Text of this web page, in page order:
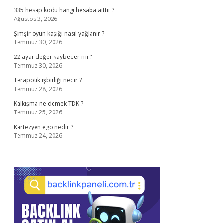
335 hesap kodu hangi hesaba aittir ?
Ağustos 3, 2026
Şimşir oyun kaşığı nasıl yağlanır ?
Temmuz 30, 2026
22 ayar değer kaybeder mi ?
Temmuz 30, 2026
Terapötik işbirliği nedir ?
Temmuz 28, 2026
Kalkışma ne demek TDK ?
Temmuz 25, 2026
Kartezyen ego nedir ?
Temmuz 24, 2026